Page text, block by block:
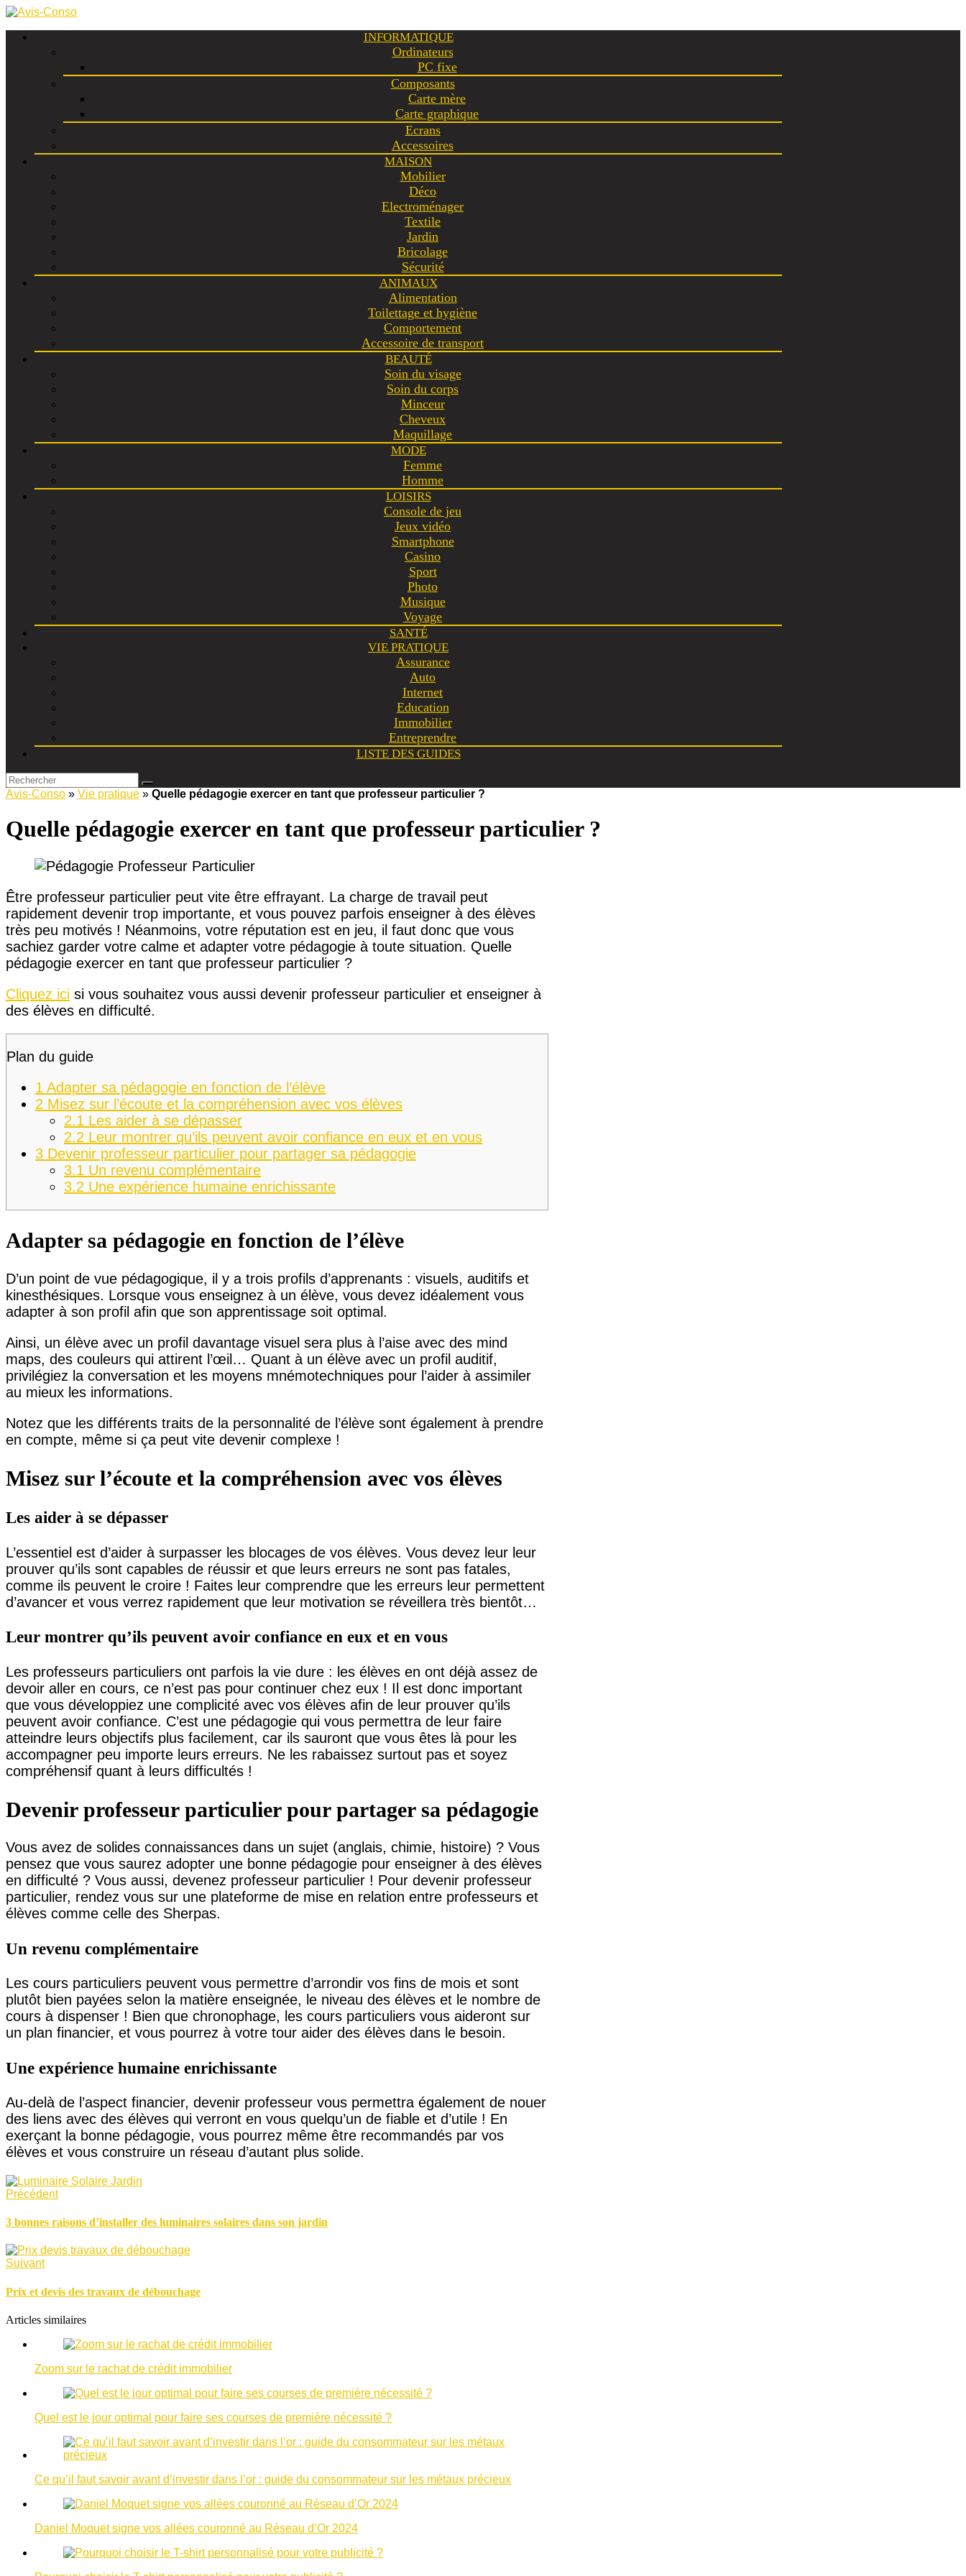
INFORMATIQUE
Ordinateurs
PC fixe
Composants
Carte mère
Carte graphique
Ecrans
Accessoires
MAISON
Mobilier
Déco
Electroménager
Textile
Jardin
Bricolage
Sécurité
ANIMAUX
Alimentation
Toilettage et hygiène
Comportement
Accessoire de transport
BEAUTÉ
Soin du visage
Soin du corps
Minceur
Cheveux
Maquillage
MODE
Femme
Homme
LOISIRS
Console de jeu
Jeux vidéo
Smartphone
Casino
Sport
Photo
Musique
Voyage
SANTÉ
VIE PRATIQUE
Assurance
Auto
Internet
Education
Immobilier
Entreprendre
LISTE DES GUIDES
Avis-Conso » Vie pratique » Quelle pédagogie exercer en tant que professeur particulier ?
Quelle pédagogie exercer en tant que professeur particulier ?
Être professeur particulier peut vite être effrayant. La charge de travail peut
rapidement devenir trop importante, et vous pouvez parfois enseigner à des élèves
très peu motivés ! Néanmoins, votre réputation est en jeu, il faut donc que vous
sachiez garder votre calme et adapter votre pédagogie à toute situation. Quelle
pédagogie exercer en tant que professeur particulier ?
Cliquez ici si vous souhaitez vous aussi devenir professeur particulier et enseigner à
des élèves en difficulté.
Plan du guide
1 Adapter sa pédagogie en fonction de l’élève
2 Misez sur l’écoute et la compréhension avec vos élèves
2.1 Les aider à se dépasser
2.2 Leur montrer qu’ils peuvent avoir confiance en eux et en vous
3 Devenir professeur particulier pour partager sa pédagogie
3.1 Un revenu complémentaire
3.2 Une expérience humaine enrichissante
Adapter sa pédagogie en fonction de l’élève
D’un point de vue pédagogique, il y a trois profils d’apprenants : visuels, auditifs et
kinesthésiques. Lorsque vous enseignez à un élève, vous devez idéalement vous
adapter à son profil afin que son apprentissage soit optimal.
Ainsi, un élève avec un profil davantage visuel sera plus à l’aise avec des mind
maps, des couleurs qui attirent l’œil… Quant à un élève avec un profil auditif,
privilégiez la conversation et les moyens mnémotechniques pour l’aider à assimiler
au mieux les informations.
Notez que les différents traits de la personnalité de l’élève sont également à prendre
en compte, même si ça peut vite devenir complexe !
Misez sur l’écoute et la compréhension avec vos élèves
Les aider à se dépasser
L’essentiel est d’aider à surpasser les blocages de vos élèves. Vous devez leur leur
prouver qu’ils sont capables de réussir et que leurs erreurs ne sont pas fatales,
comme ils peuvent le croire ! Faites leur comprendre que les erreurs leur permettent
d’avancer et vous verrez rapidement que leur motivation se réveillera très bientôt…
Leur montrer qu’ils peuvent avoir confiance en eux et en vous
Les professeurs particuliers ont parfois la vie dure : les élèves en ont déjà assez de
devoir aller en cours, ce n’est pas pour continuer chez eux ! Il est donc important
que vous développiez une complicité avec vos élèves afin de leur prouver qu’ils
peuvent avoir confiance. C’est une pédagogie qui vous permettra de leur faire
atteindre leurs objectifs plus facilement, car ils sauront que vous êtes là pour les
accompagner peu importe leurs erreurs. Ne les rabaissez surtout pas et soyez
compréhensif quant à leurs difficultés !
Devenir professeur particulier pour partager sa pédagogie
Vous avez de solides connaissances dans un sujet (anglais, chimie, histoire) ? Vous
pensez que vous saurez adopter une bonne pédagogie pour enseigner à des élèves
en difficulté ? Vous aussi, devenez professeur particulier ! Pour devenir professeur
particulier, rendez vous sur une plateforme de mise en relation entre professeurs et
élèves comme celle des Sherpas.
Un revenu complémentaire
Les cours particuliers peuvent vous permettre d’arrondir vos fins de mois et sont
plutôt bien payées selon la matière enseignée, le niveau des élèves et le nombre de
cours à dispenser ! Bien que chronophage, les cours particuliers vous aideront sur
un plan financier, et vous pourrez à votre tour aider des élèves dans le besoin.
Une expérience humaine enrichissante
Au-delà de l’aspect financier, devenir professeur vous permettra également de nouer
des liens avec des élèves qui verront en vous quelqu’un de fiable et d’utile ! En
exerçant la bonne pédagogie, vous pourrez même être recommandés par vos
élèves et vous construire un réseau d’autant plus solide.
Précédent
3 bonnes raisons d’installer des luminaires solaires dans son jardin
Suivant
Prix et devis des travaux de débouchage
Articles similaires
Zoom sur le rachat de crédit immobilier
Quel est le jour optimal pour faire ses courses de première nécessité ?
Ce qu’il faut savoir avant d’investir dans l’or : guide du consommateur sur les métaux précieux
Daniel Moquet signe vos allées couronné au Réseau d’Or 2024